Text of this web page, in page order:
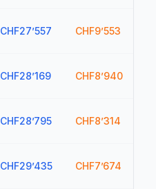
CHF27’557 CHF9’553
CHF28’169 CHF8’940
CHF28’795 CHF8’314
CHF29’435 CHF7’674